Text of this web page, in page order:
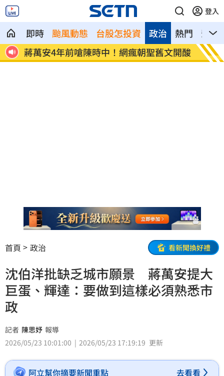
登入
即時 颱風動態 台股怎投資 熱門 影音
政治
開
蔣萬安4年前嗆陳時中！網瘋朝聖舊文開酸 史上
評
首頁 政治 看新聞換好禮
沈伯洋批缺乏城市願景 蔣萬安提大
巨蛋、輝達：要做到這樣必須熟悉市
政
記者 陳思妤 報導
2026/05/23 10:01:00
2026/05/23 17:19:19 更新
阿立幫你摘要新聞重點 去看看